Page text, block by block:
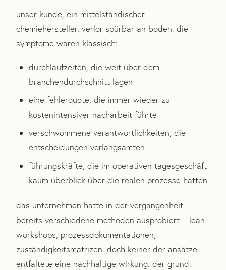
unser kunde, ein mittelständischer
chemiehersteller, verlor spürbar an boden. die
symptome waren klassisch:
durchlaufzeiten, die weit über dem
branchendurchschnitt lagen
eine fehlerquote, die immer wieder zu
kostenintensiver nacharbeit führte
verschwommene verantwortlichkeiten, die
entscheidungen verlangsamten
führungskräfte, die im operativen tagesgeschäft
kaum überblick über die realen prozesse hatten
das unternehmen hatte in der vergangenheit
bereits verschiedene methoden ausprobiert – lean-
workshops, prozessdokumentationen,
zuständigkeitsmatrizen. doch keiner der ansätze
entfaltete eine nachhaltige wirkung. der grund: